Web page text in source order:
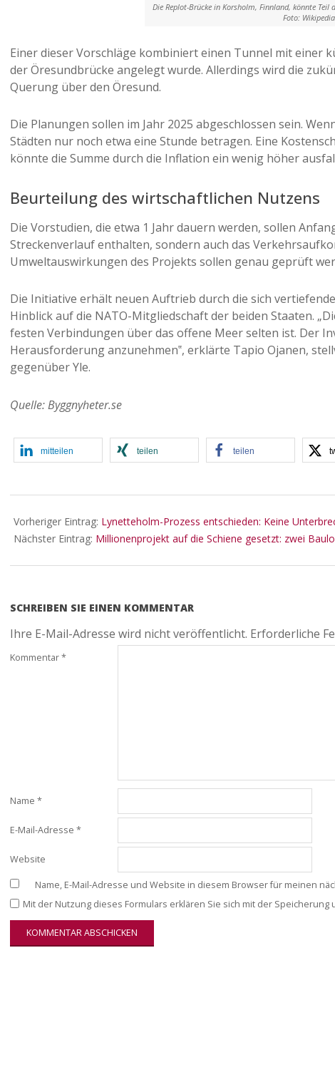
Die Replot-Brücke in Korsholm, Finnland, könnte Teil
Foto:
Einer dieser Vorschläge kombiniert einen Tunnel mit einer
der Öresundbrücke angelegt wurde. Allerdings wird die
Querung über den Öresund.
Die Planungen sollen im Jahr 2025 abgeschlossen sein.
Städten nur noch etwa eine Stunde betragen. Eine
könnte die Summe durch die Inflation ein wenig höher
Beurteilung des wirtschaftlichen Nutzens
Die Vorstudien, die etwa 1 Jahr dauern werden, sollen
Streckenverlauf enthalten, sondern auch das
Umweltauswirkungen des Projekts sollen genau geprüft
Die Initiative erhält neuen Auftrieb durch die sich
Hinblick auf die NATO-Mitgliedschaft der beiden Staaten.
festen Verbindungen über das offene Meer selten ist. Der
Herausforderung anzunehmen‟, erklärte Tapio Ojanen,
gegenüber Yle.
Quelle: Byggnyheter.se
mitteilen teilen teilen
03-
26
Vorheriger Eintrag: Lynetteholm-Prozess entschieden: Keine
Nächster Eintrag: Millionenprojekt auf die Schiene gesetzt: zwei
SCHREIBEN SIE EINEN KOMMENTAR
Ihre E-Mail-Adresse wird nicht veröffentlicht. Erforderliche
Kommentar*
Name *
E-Mail-Adresse *
Website
Name, E-Mail-Adresse und Website in diesem Browser für meinen
Mit der Nutzung dieses Formulars erklären Sie sich mit der